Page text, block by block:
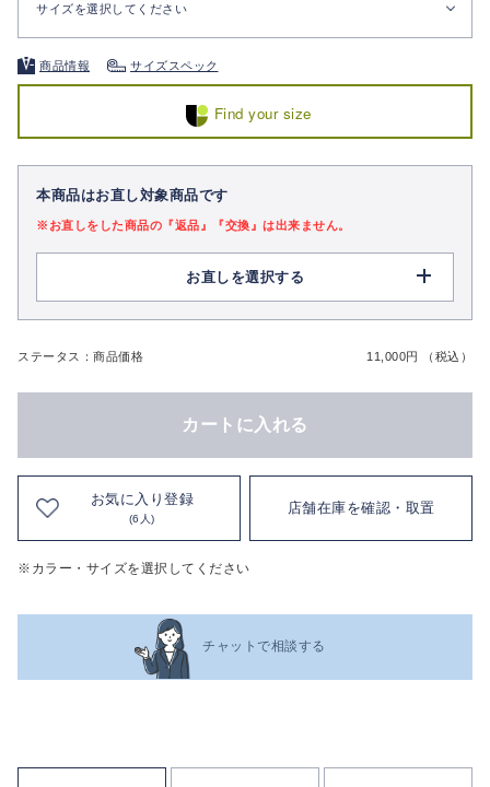
サイズを選択してください
商品情報 サイズスペック
Find your size
本商品はお直し対象商品です
※お直しをした商品の『返品』『交換』は出来ません。
お直しを選択する
ステータス：商品価格 11,000円 （税込）
カートに入れる
お気に入り登録
(6人)
店舗在庫を確認・取置
※カラー・サイズを選択してください
チャットで相談する